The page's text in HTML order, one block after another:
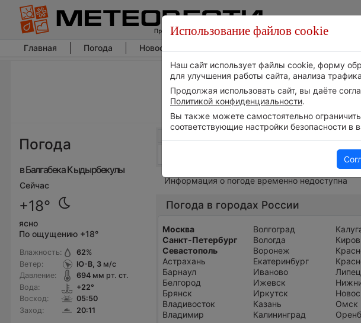
Главная Погода Новости погоды
Погода
в Балгабека Кыдырбекулы
Сейчас
+18°
ясно
По ощущению +18°
Влажность:
Ветер:
Давление:
Вода:
Восход:
Заход:
62%
Ю-В, 3м/с
694мм рт. ст.
+22°
05:50
20:11
Информация о погоде временно недоступна
Погода в городах России
Москва
Санкт-Петербург
Севастополь
Астрахань
Барнаул
Белгород
Брянск
Владивосток
Владимир
Волгоград
Вологда
Воронеж
Екатеринбург
Иваново
Ижевск
Иркутск
Казань
Калининград
Киров
Омск
Использование файлов cookie
Наш сайт использует файлы cookie, форму
для улучшения работы сайта, анализа
Продолжая использовать сайт, вы даёте
Политикой конфиденциальности.
Вы также можете самостоятельно
соответствующие настройки безопасности в